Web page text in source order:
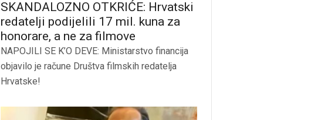
SKANDALOZNO OTKRIĆE: Hrvatski
redatelji podijelili 17 mil. kuna za
honorare, a ne za filmove
NAPOJILI SE K’O DEVE: Ministarstvo financija
objavilo je račune Društva filmskih redatelja
Hrvatske!